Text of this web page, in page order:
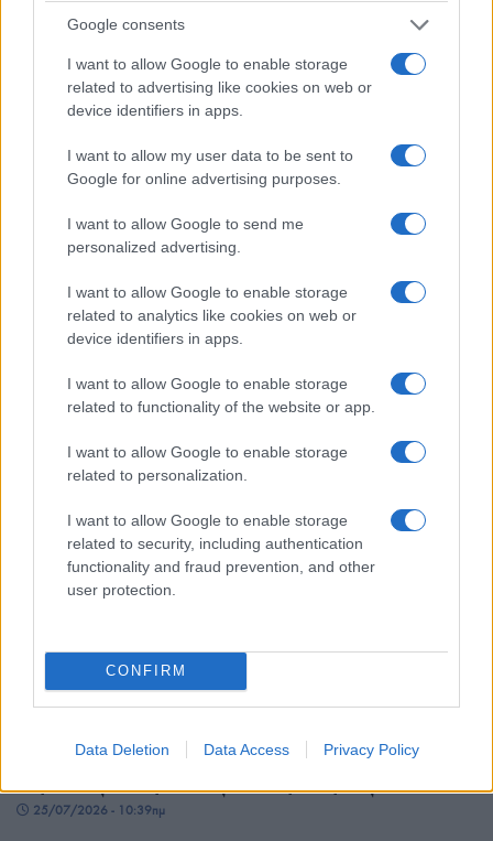
Google consents
I want to allow Google to enable storage
related to advertising like cookies on web or
device identifiers in apps.
I want to allow my user data to be sent to
Google for online advertising purposes.
I want to allow Google to send me
personalized advertising.
I want to allow Google to enable storage
related to analytics like cookies on web or
device identifiers in apps.
I want to allow Google to enable storage
related to functionality of the website or app.
I want to allow Google to enable storage
related to personalization.
I want to allow Google to enable storage
related to security, including authentication
functionality and fraud prevention, and other
user protection.
CONFIRM
Data Deletion Data Access Privacy Policy
26/07/2026 - 7:28μμ
ΠΟΛΙΤΙΚΑ - ΜΙΚΡΑΣΙΑΤΙΚΑ
Από την Κρήνη στο Καστέλλο Χίου: Η εικόνα της
Αγίας Παρασκευής που πέρασε το Αιγαίο
26/07/2026 - 3:06μμ
Πώς η μετανάστευση στη Μικρά Ασία άλλαξε τον
25/07/2026 - 10:39πμ